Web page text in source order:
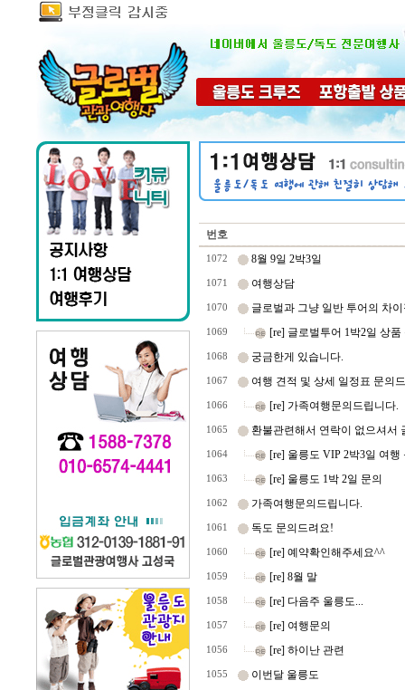
번호
1072 8월 9일 2박3일
1071 여행상담
1070 글로벌과 그냥 일반 투어의 차이
1069 [re] 글로벌투어 1박2일 상품
1068 궁금한게 있습니다.
1067 여행 견적 및 상세 일정표 문의
1066 [re] 가족여행문의드립니다.
1065 환불관련해서 연락이 없으셔서
1064 [re] 울릉도 VIP 2박3일 여행
1063 [re] 울릉도 1박 2일 문의
1062 가족여행문의드립니다.
1061 독도 문의드려요!
1060 [re] 예약확인해주세요^^
1059 [re] 8월 말
1058 [re] 다음주 울릉도...
1057 [re] 여행문의
1056 [re] 하이난 관련
1055 이번달 울릉도